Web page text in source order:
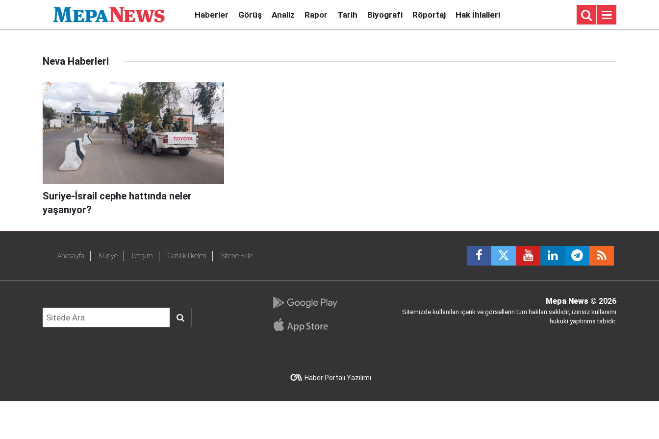
Haberler Görüş Analiz Rapor Tarih Biyografi Röportaj Hak İhlalleri
Neva Haberleri
Suriye-İsrail cephe hattında neler
yaşanıyor?
Anasayfa Künye İletişim Gizlilik İlkeleri Sitene Ekle
Mepa News © 2026
Sitemizde kullanılan içerik ve görsellerin tüm hakları saklıdır, izinsiz kullanımı
hukuki yaptırıma tabidir.
Haber Portalı Yazılımı